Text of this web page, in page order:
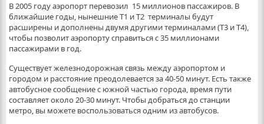
В 2005 году аэропорт перевозил 15 миллионов пассажиров. В
ближайшие годы, нынешние T1 и Т2 терминалы будут
расширены и дополнены двумя другими терминалами (Т3 и Т4),
чтобы позволит аэропорту справиться с 35 миллионами
пассажирами в год.
Существует железнодорожная связь между аэропортом и
городом и расстояние преодолевается за 40-50 минут. Есть также
автобусное сообщение с южной частью города, время пути
составляет около 20-30 минут. Чтобы добраться до станции
метро, вы можете воспользоваться одним из автобусов.